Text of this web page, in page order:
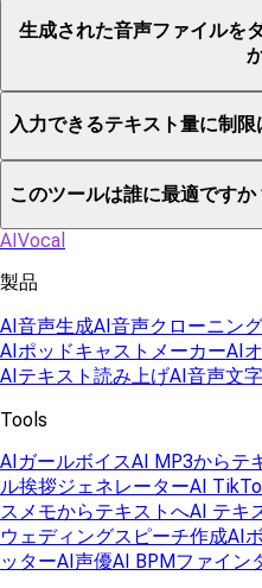
生成された音声ファイルを
入力できるテキスト量に制限
このツールは誰に最適ですか
AIVocal
製品
AI音声生成AI音声クローニング
AIポッドキャストメーカーAI
AIテキスト読み上げAI音声文
Tools
AIガールボイスAI MP3からテ
ル挨拶ジェネレーターAI
スメモからテキストへAI テキ
ウェディングスピーチ作成AI
ッターAI声優AI BPMファイン